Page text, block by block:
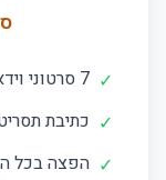
✓ 7 סרטוני וידאו מקצועיים בשבוע
✓ כתיבת
✓ הפצה בכל